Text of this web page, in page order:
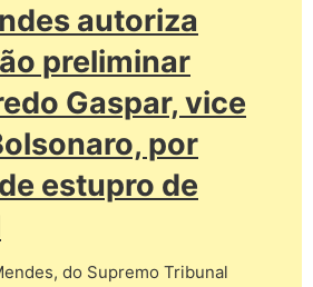
autoriza
preliminar
Gaspar, vice
por
estupro de
do Supremo Tribunal